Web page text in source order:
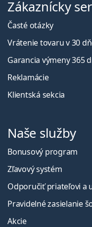
Zákaznícky
Časté otázky
Vrátenie tovaru v 30
Garancia výmeny 365
Reklamácie
Klientská sekcia
Naše služby
Bonusový program
Zľavový systém
Odporučiť priateľovi a
Pravidelné zasielanie
Akcie